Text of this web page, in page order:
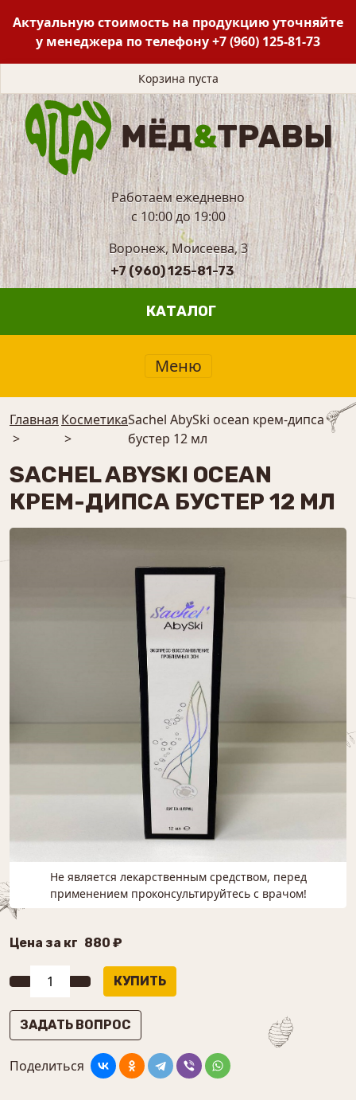
Актуальную стоимость на продукцию уточняйте
у менеджера по телефону+7 (960) 125-81-73
Корзина пуста
Работаем ежедневно
с 10:00 до 19:00
Воронеж, Моисеева, 3
+7 (960) 125-81-73
КАТАЛОГ
Меню
Главная
>
Косметика
>
Sachel AbySki ocean крем-дипса
бустер 12 мл
SACHEL ABYSKI OCEAN
КРЕМ-ДИПСА БУСТЕР 12 МЛ
Не является лекарственным средством, перед
применением проконсультируйтесь с врачом!
Цена за кг 880 ₽
ЗАДАТЬ ВОПРОС
Поделиться